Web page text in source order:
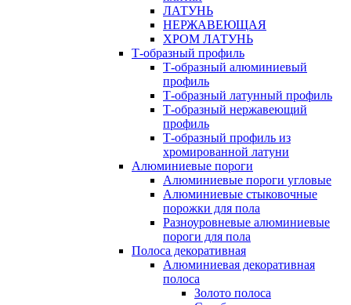
ЛАТУНЬ
НЕРЖАВЕЮЩАЯ
ХРОМ ЛАТУНЬ
Т-образный профиль
Т-образный алюминиевый
профиль
Т-образный латунный профиль
Т-образный нержавеющий
профиль
Т-образный профиль из
хромированной латуни
Алюминиевые пороги
Алюминиевые пороги угловые
Алюминиевые стыковочные
порожки для пола
Разноуровневые алюминиевые
пороги для пола
Полоса декоративная
Алюминиевая декоративная
полоса
Золото полоса